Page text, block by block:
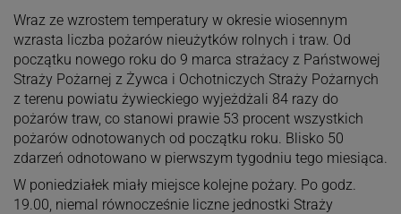
Wraz ze wzrostem temperatury w okresie wiosennym
wzrasta liczba pożarów nieużytków rolnych i traw. Od
początku nowego roku do 9 marca strażacy z Państwowej
Straży Pożarnej z Żywca i Ochotniczych Straży Pożarnych
z terenu powiatu żywieckiego wyjeżdżali 84 razy do
pożarów traw, co stanowi prawie 53 procent wszystkich
pożarów odnotowanych od początku roku. Blisko 50
zdarzeń odnotowano w pierwszym tygodniu tego miesiąca.
W poniedziałek miały miejsce kolejne pożary. Po godz.
19.00, niemal równocześnie liczne jednostki Straży